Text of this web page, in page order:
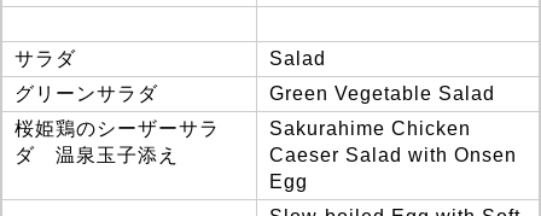
サラダ
Salad
グリーンサラダ
Green Vegetable Salad
桜姫鶏のシーザーサラ
ダ 温泉玉子添え
Sakurahime Chicken
Caeser Salad with Onsen
Egg